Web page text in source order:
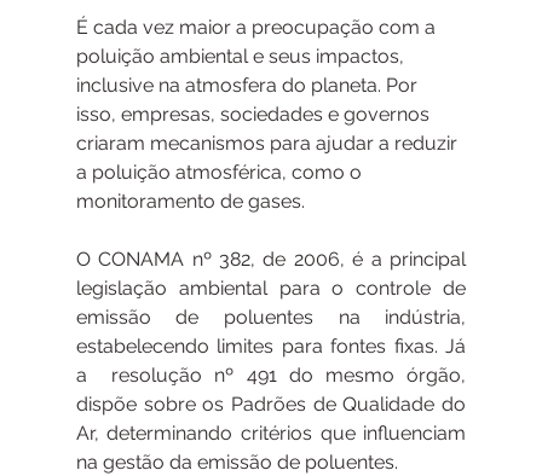
É cada vez maior a preocupação com a
poluição ambiental e seus impactos,
inclusive na atmosfera do planeta. Por
isso, empresas, sociedades e governos
criaram mecanismos para ajudar a reduzir
a poluição atmosférica, como o
monitoramento de gases.
O CONAMA nº 382, de 2006, é a principal
legislação ambiental para o controle de
emissão de poluentes na indústria,
estabelecendo limites para fontes fixas. Já
a  resolução nº 491 do mesmo órgão,
dispõe sobre os Padrões de Qualidade do
Ar, determinando critérios que influenciam
na gestão da emissão de poluentes.